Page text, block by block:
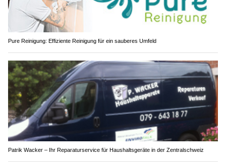
Pure Reinigung: Effiziente Reinigung für ein sauberes Umfeld
Patrik Wacker – Ihr Reparaturservice für Haushaltsgeräte in der Zentralschweiz